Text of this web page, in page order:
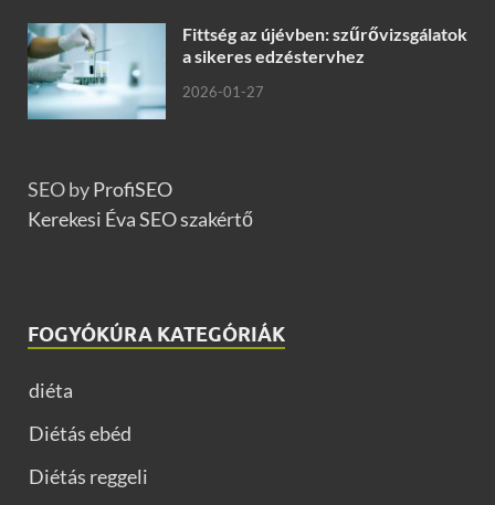
Fittség az újévben: szűrővizsgálatok
a sikeres edzéstervhez
2026-01-27
SEO byProfiSEO
Kerekesi Éva SEO szakértő
FOGYÓKÚRA KATEGÓRIÁK
diéta
Diétás ebéd
Diétás reggeli